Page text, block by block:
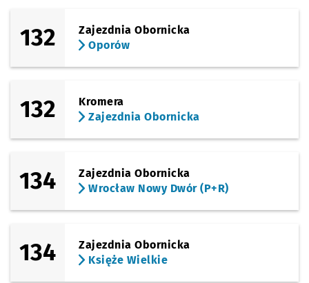
132
Zajezdnia Obornicka
Oporów
132
Kromera
Zajezdnia Obornicka
134
Zajezdnia Obornicka
Wrocław Nowy Dwór (P+R)
134
Zajezdnia Obornicka
Księże Wielkie